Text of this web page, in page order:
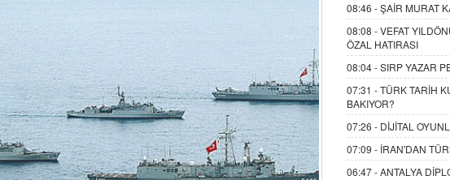
08:46 -ŞAİR MURAT
08:08 -VEFAT
ÖZAL HATIRASI
08:04 -SIRP YAZAR
07:31 -TÜRK TARİH
BAKIYOR?
07:26 - DİJİTAL
07:09 - İRAN'DAN
06:47 -ANTALYA